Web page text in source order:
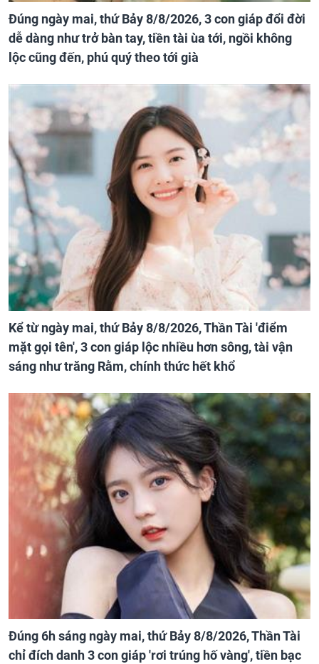
Đúng ngày mai, thứ Bảy 8/8/2026, 3 con giáp đổi đời
dễ dàng như trở bàn tay, tiền tài ùa tới, ngồi không
lộc cũng đến, phú quý theo tới già
Kể từ ngày mai, thứ Bảy 8/8/2026, Thần Tài 'điểm
mặt gọi tên', 3 con giáp lộc nhiều hơn sông, tài vận
sáng như trăng Rằm, chính thức hết khổ
Đúng 6h sáng ngày mai, thứ Bảy 8/8/2026, Thần Tài
chỉ đích danh 3 con giáp 'rơi trúng hố vàng', tiền bạc